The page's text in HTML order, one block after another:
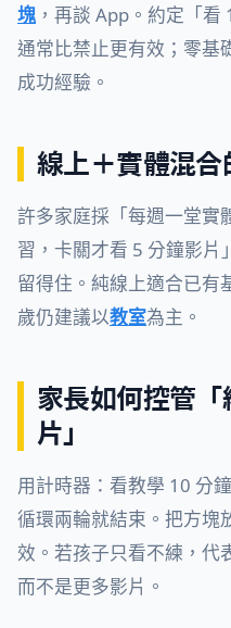
塊 ，再談 App。約定「看
通常比禁止更有效；零基
成功經驗。
線上＋實體混合
許多家庭採「每週一堂實
習，卡關才看 5 分鐘影
留得住。純線上適合已有
歲仍建議以教室為主。
家長如何控管
片」
用計時器：看教學 10 分
循環兩輪就結束。把方塊
效。若孩子只看不練，代
而不是更多影片。